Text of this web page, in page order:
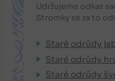
Udržujeme odkaz
Stromky se za to
Staré odrůdy
Staré odrůdy
Staré odrůdy